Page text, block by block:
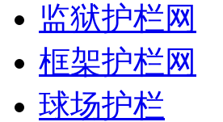
监狱护栏网
框架护栏网
球场护栏